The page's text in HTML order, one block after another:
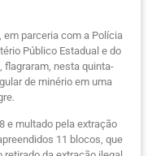
parceria com a Polícia
Público Estadual e do
flagraram, nesta quinta-
de minério em uma
e multado pela extração
11 blocos, que